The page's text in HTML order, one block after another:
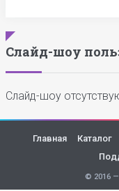
Слайд-шоу
Слайд-шоу
Главная Каталог
© 2016